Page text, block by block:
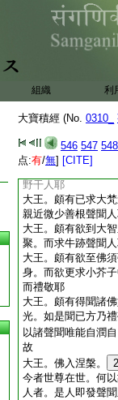
組織 利
大寶積經 (No. 0310_
546 547 548
点:有/無] [CITE]
也。復言大王。頗
時。爲起迎不。王
聞帝釋天王。迎餘
敬餘天衆不。王言
小山王不。王言不
日月光神。有曾禮
言大王。如是菩薩
三菩提。轉輪聖王
何禮敬離大慈悲小
求無上正眞正覺之
野干人耶
大王。頗有已求大
親近微少善根聲聞
大王。頗有欲到大
聚。而求牛跡聲聞
大王。頗有欲至佛
身。而欲更求小芥
而禮敬耶
大王。頗有得聞諸
光。如是聞已方乃
以諸聲聞唯能自潤
故
大王。佛入涅槃。
2
今者世尊在世。何
人者。是人即發聲